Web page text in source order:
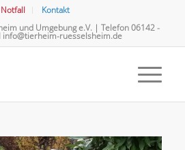
Notfall
Kontakt
und Umgebung e.V. | Telefon06142 -
info@tierheim-ruesselsheim.de